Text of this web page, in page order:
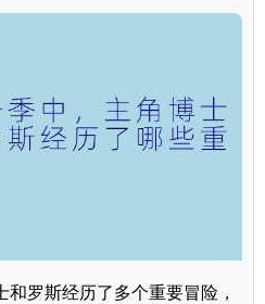
罗斯经历了多个重要冒险，